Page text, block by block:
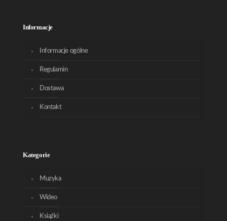
Informacje
Informacje ogólne
Regulamin
Dostawa
Kontakt
Kategorie
Muzyka
Wideo
Książki